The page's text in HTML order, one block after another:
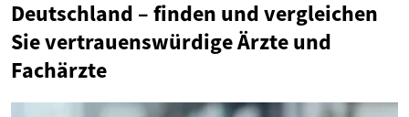
Deutschland – finden und vergleichen
Sie vertrauenswürdige Ärzte und
Fachärzte